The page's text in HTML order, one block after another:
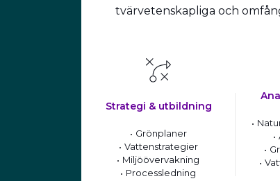
tvärvetenskapliga och
Strategi & utbildning
Grönplaner
Vattenstrategier
Miljöövervakning
Processledning